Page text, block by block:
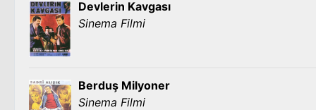
Devlerin Kavgası
Sinema Filmi
Berduş Milyoner
Sinema Filmi